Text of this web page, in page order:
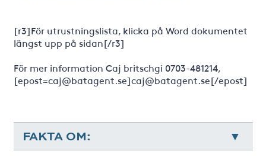
[r3]För utrustningslista, klicka på Word dokumentet
längst upp på sidan[/r3]
För mer information Caj britschgi 0703-481214,
[epost=caj@batagent.se]caj@batagent.se[/epost]
FAKTA OM: